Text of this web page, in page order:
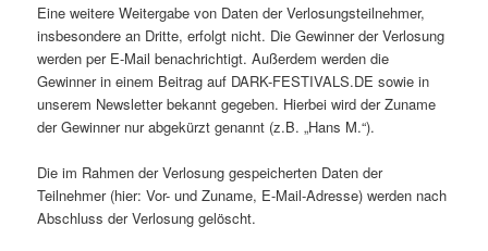
Eine weitere Weitergabe von Daten der Verlosungsteilnehmer,
insbesondere an Dritte, erfolgt nicht. Die Gewinner der Verlosung
werden per E-Mail benachrichtigt. Außerdem werden die
Gewinner in einem Beitrag auf DARK-FESTIVALS.DE sowie in
unserem Newsletter bekannt gegeben. Hierbei wird der Zuname
der Gewinner nur abgekürzt genannt (z.B. „Hans M.“).
Die im Rahmen der Verlosung gespeicherten Daten der
Teilnehmer (hier: Vor- und Zuname, E-Mail-Adresse) werden nach
Abschluss der Verlosung gelöscht.